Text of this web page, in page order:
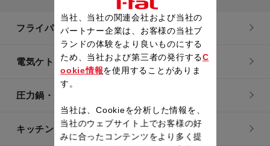
フライパン・鍋
電気ケトル
圧力鍋・電気圧力鍋
キッチン用品
当社、当社の関連会社および当社の
パートナー企業は、お客様の当社ブ
ランドの体験をより良いものにする
ため、当社および第三者の発行するC
ookie情報を使用することがありま
す。
当社は、Cookieを分析した情報を、
当社のウェブサイト上でお客様の好
みに合ったコンテンツをより多く提